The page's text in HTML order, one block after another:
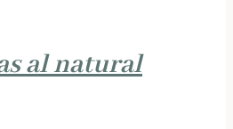
al natural